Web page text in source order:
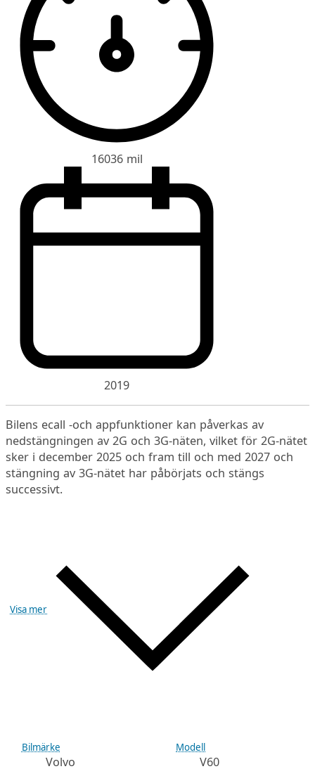
16036 mil
2019
Bilens ecall -och appfunktioner kan påverkas av
nedstängningen av 2G och 3G-näten, vilket för 2G-nätet
sker i december 2025 och fram till och med 2027 och
stängning av 3G-nätet har påbörjats och stängs
successivt.
Visa mer
Bilmärke
Volvo
Modell
V60